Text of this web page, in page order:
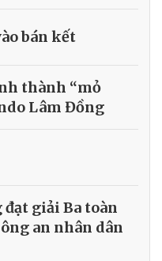
bán kết
thành “mỏ
Lâm Đồng
giải Ba toàn
an nhân dân